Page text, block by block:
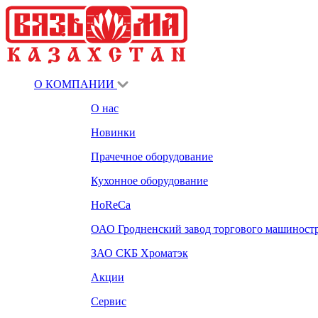
О КОМПАНИИ
О нас
Новинки
Прачечное оборудование
Кухонное оборудование
HoReCa
ОАО Гродненский завод торгового
ЗАО СКБ Хроматэк
Акции
Сервис